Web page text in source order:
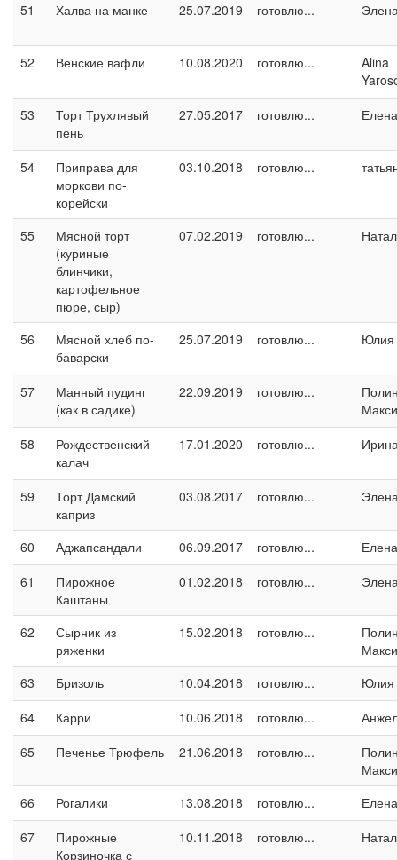
51 Халва на манке 25.07.2019 готовлю...
52 Венские вафли 10.08.2020 готовлю...
Alina
53
Торт Трухлявый
пень
27.05.2017 готовлю...
54
Приправа для
моркови по-
корейски
03.10.2018 готовлю...
55
Мясной торт
(куриные
блинчики,
картофельное
пюре, сыр)
07.02.2019 готовлю...
56
Мясной хлеб по-
баварски
25.07.2019 готовлю... Юлия
57
Манный пудинг
(как в садике)
22.09.2019 готовлю...
58
Рождественский
калач
17.01.2020 готовлю...
59
Торт Дамский
каприз
03.08.2017 готовлю...
60 Аджапсандали 06.09.2017 готовлю...
Елена
61
Пирожное
Каштаны
01.02.2018 готовлю...
62
Сырник из
ряженки
15.02.2018 готовлю...
63
Бризоль 10.04.2018 готовлю...
Юлия
64
Карри 10.06.2018 готовлю...
65
Печенье Трюфель 21.06.2018 готовлю...
66
Рогалики 13.08.2018 готовлю...
67
Пирожные
Корзиночка с
10.11.2018 готовлю...